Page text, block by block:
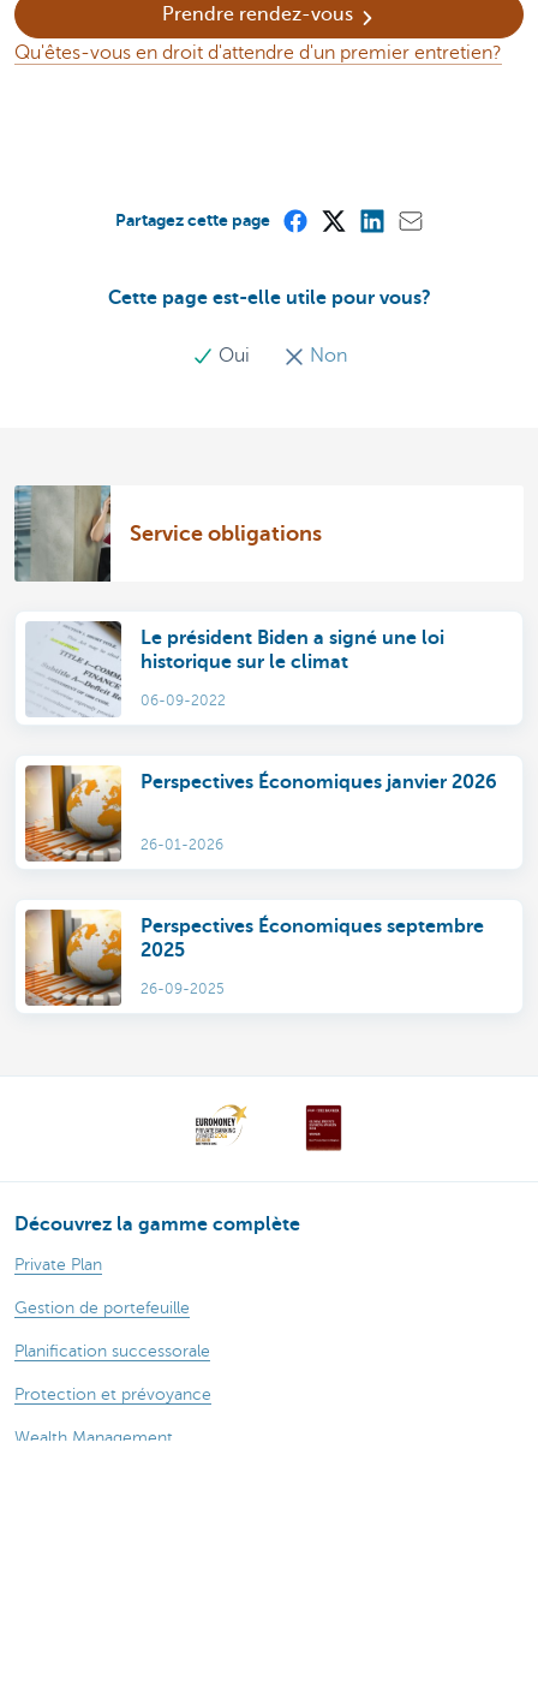
Prendre rendez-vous
Qu'êtes-vous en droit d'attendre d'un premier entretien?
Cette page est-elle utile pour vous?
Oui Non
Partagez cette page
Service obligations
Le président Biden a signé une loi
historique sur le climat
06-09-2022
Perspectives Économiques janvier 2026
26-01-2026
Perspectives Économiques septembre
2025
26-09-2025
Découvrez la gamme complète
Private Plan
Gestion de portefeuille
Planification successorale
Protection et prévoyance
Wealth Management